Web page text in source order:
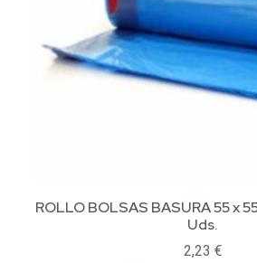
ROLLO BOLSAS BASURA 55 x
Uds.
2,23 €